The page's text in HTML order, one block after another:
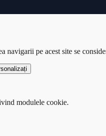
navigarii pe acest site se
modulele cookie.